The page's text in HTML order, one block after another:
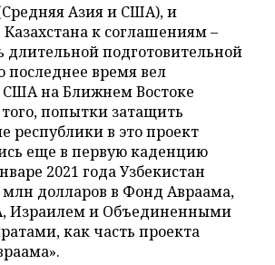
Азия и США), и
к соглашениям –
длительной подготовительной
последнее время вел
на Ближнем Востоке
попытки затащить
республики в это проект
еще в первую каденцию
2021 года Узбекистан
млн долларов в Фонд Авраама,
Израилем и Объединенными
как часть проекта